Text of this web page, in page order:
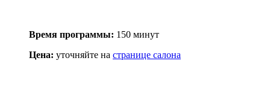
Время программы: 150 минут
Цена: уточняйте на странице салона